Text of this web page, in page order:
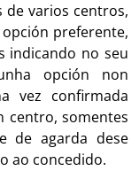
de varios centros,
preferente,
indicando no seu
opción non
vez confirmada
centro, somentes
de agarda dese
ao concedido.